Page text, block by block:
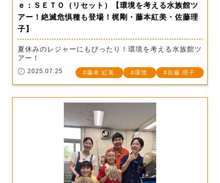
ｅ：ＳＥＴＯ（リセット）【環境を考える水族館ツ
アー！絶滅危惧種も登場！梶剛・藤本紅美・佐藤理
子】
夏休みのレジャーにもぴったり！環境を考える水族館ツ
アー！
2025.07.25 藤本 紅美 環境 佐藤 理子